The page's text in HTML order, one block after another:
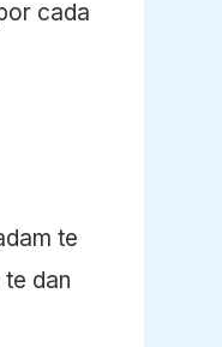
cada
te
dan